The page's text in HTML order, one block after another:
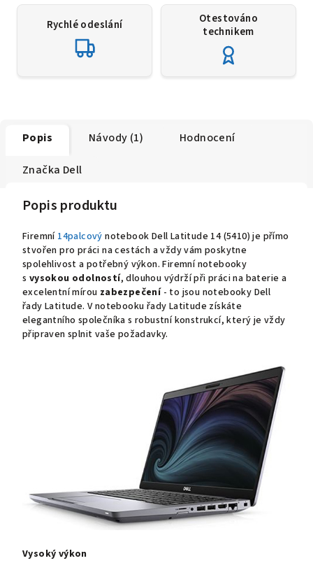
Rychlé odeslání
Otestováno
technikem
Popis Návody (1) Hodnocení
Značka Dell
Popis produktu
Firemní 14palcový notebook Dell Latitude 14 (5410) je přímo
stvořen pro práci na cestách a vždy vám poskytne
spolehlivost a potřebný výkon. Firemní notebooky
s vysokou odolností, dlouhou výdrží při práci na baterie a
excelentní mírou zabezpečení - to jsou notebooky Dell
řady Latitude. V notebooku řady Latitude získáte
elegantního společníka s robustní konstrukcí, který je vždy
připraven splnit vaše požadavky.
Vysoký výkon